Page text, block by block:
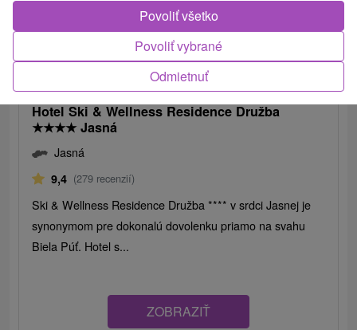
od83,67€
Hotel Ski & Wellness Residence Družba
★★★★ Jasná
Jasná
9,4 (279 recenzií)
Ski & Wellness Residence Družba **** v srdci Jasnej je
synonymom pre dokonalú dovolenku priamo na svahu
Biela Púť. Hotel s...
ZOBRAZIŤ
Odmietnuť
Povoliť vybrané
Povoliť všetko